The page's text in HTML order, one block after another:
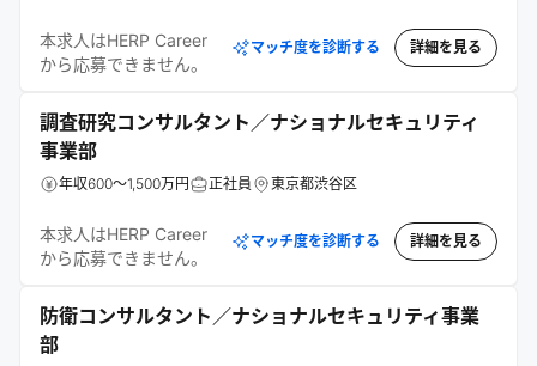
本求人はHERP Career
から応募できません。
マッチ度を診断する 詳細を見る
調査研究コンサルタント／ナショナルセキュリティ
事業部
年収600～1,500万円 正社員 東京都渋谷区
本求人はHERP Career
から応募できません。
マッチ度を診断する 詳細を見る
防衛コンサルタント／ナショナルセキュリティ事業
部